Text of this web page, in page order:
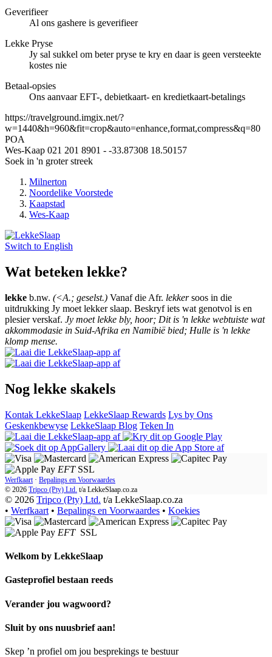
Geverifieer
Al ons gashere is geverifieer
Lekke Pryse
Jy sal sukkel om beter pryse te kry en daar is geen versteekte
kostes nie
Betaal-opsies
Ons aanvaar EFT-, debietkaart- en kredietkaart-betalings
https://travelground.imgix.net/?
w=1440&h=960&fit=crop&auto=enhance,format,compress&q=80
POA
Wes-Kaap 021 201 8901 - -33.87308 18.50157
Soek in 'n groter streek
Milnerton
Noordelike Voorstede
Kaapstad
Wes-Kaap
Switch to English
Wat beteken lekke?
lekke b.nw. (<A.; geselst.) Vanaf die Afr. lekkersoos in die
uitdrukking Jy moet lekker slaap. Beskryf iets wat genotvol is en
plesier verskaf. Jy moet lekke bly, hoor; Dit is 'n lekke webtuiste wat
akkommodasie in Suid-Afrika en Namibië bied; Hulle is 'n lekke
klomp mense.
Nog lekke skakels
Kontak LekkeSlaap LekkeSlaap Rewards Lys by Ons
Geskenkbewyse LekkeSlaap Blog Teken In
EFT SSL
Werfkaart · Bepalings en Voorwaardes
© 2026 Tripco (Pty) Ltd. t/a LekkeSlaap.co.za
© 2026 Tripco (Pty) Ltd. t/a LekkeSlaap.co.za
• Werfkaart • Bepalings en Voorwaardes • Koekies
EFT SSL
Welkom by LekkeSlaap
Gasteprofiel bestaan ​​reeds
Verander jou wagwoord?
Sluit by ons nuusbrief aan!
Skep ’n profiel om jou besprekings te bestuur